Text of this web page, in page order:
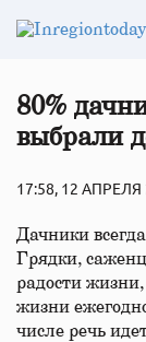
80%
выбрали
17:58, 12 АПРЕЛЯ
Дачники
Грядки,
радости
жизни
числе речь